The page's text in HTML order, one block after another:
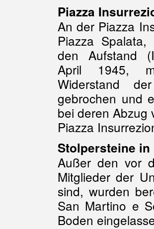
Piazza
An der Piazza
Piazza
den Aufstand
April 1945,
Widerstand
gebrochen und
bei deren Abzug
Piazza
Stolpersteine in
Außer den vor
Mitglieder der
sind, wurden
San Martino e
Boden